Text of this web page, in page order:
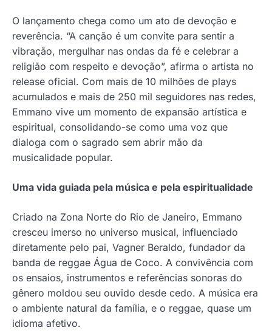
O lançamento chega como um ato de devoção e
reverência. “A canção é um convite para sentir a
vibração, mergulhar nas ondas da fé e celebrar a
religião com respeito e devoção”, afirma o artista no
release oficial. Com mais de 10 milhões de plays
acumulados e mais de 250 mil seguidores nas redes,
Emmano vive um momento de expansão artística e
espiritual, consolidando-se como uma voz que
dialoga com o sagrado sem abrir mão da
musicalidade popular.
Uma vida guiada pela música e pela espiritualidade
Criado na Zona Norte do Rio de Janeiro, Emmano
cresceu imerso no universo musical, influenciado
diretamente pelo pai, Vagner Beraldo, fundador da
banda de reggae Água de Coco. A convivência com
os ensaios, instrumentos e referências sonoras do
gênero moldou seu ouvido desde cedo. A música era
o ambiente natural da família, e o reggae, quase um
idioma afetivo.